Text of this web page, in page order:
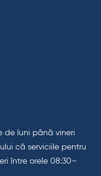
de luni până vineri
că serviciile pentru
între orele 08:30–